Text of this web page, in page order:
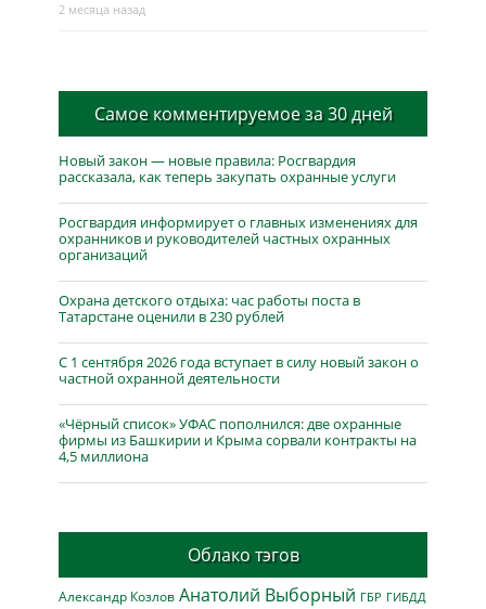
2 месяца назад
Самое комментируемое за 30 дней
Новый закон — новые правила: Росгвардия
рассказала, как теперь закупать охранные услуги
Росгвардия информирует о главных изменениях для
охранников и руководителей частных охранных
организаций
Охрана детского отдыха: час работы поста в
Татарстане оценили в 230 рублей
С 1 сентября 2026 года вступает в силу новый закон о
частной охранной деятельности
«Чёрный список» УФАС пополнился: две охранные
фирмы из Башкирии и Крыма сорвали контракты на
4,5 миллиона
Облако тэгов
Александр Козлов Анатолий Выборный ГБР ГИБДД